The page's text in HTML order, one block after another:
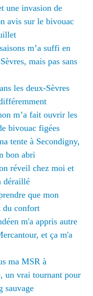
une invasion de
avis sur le bivouac
m’a suffi en
mais pas sans
les deux-Sèvres
m’a fait ouvrir les
bivouac figées
tente à Secondigny,
bon abri
réveil chez moi et
déraillé
que mon
du confort
m'a appris autre
et ça m'a
ma MSR à
un vrai tournant pour
sauvage